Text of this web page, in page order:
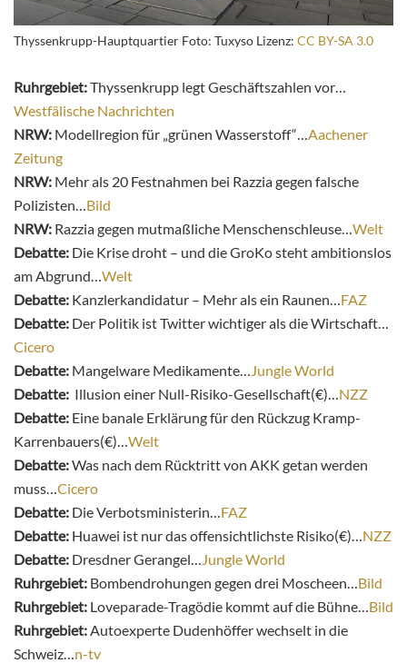
Thyssenkrupp-Hauptquartier Foto: Tuxyso Lizenz: CC BY-SA 3.0
Ruhrgebiet:Thyssenkrupp legt Geschäftszahlen vor…
Westfälische Nachrichten
NRW: Modellregion für „grünen Wasserstoff“…Aachener
Zeitung
NRW: Mehr als 20 Festnahmen bei Razzia gegen falsche
Polizisten…Bild
NRW: Razzia gegen mutmaßliche Menschenschleuse…Welt
Debatte: Die Krise droht – und die GroKo steht ambitionslos
am Abgrund…Welt
Debatte: Kanzlerkandidatur – Mehr als ein Raunen…FAZ
Debatte: Der Politik ist Twitter wichtiger als die Wirtschaft…
Cicero
Debatte: Mangelware Medikamente…Jungle World
Debatte: Illusion einer Null-Risiko-Gesellschaft(€)…NZZ
Debatte: Eine banale Erklärung für den Rückzug Kramp-
Karrenbauers(€)…Welt
Debatte:Was nach dem Rücktritt von AKK getan werden
muss…Cicero
Debatte: Die Verbotsministerin…FAZ
Debatte: Huawei ist nur das offensichtlichste Risiko(€)…NZZ
Debatte: Dresdner Gerangel…Jungle World
Ruhrgebiet: Bombendrohungen gegen drei Moscheen…Bild
Ruhrgebiet: Loveparade-Tragödie kommt auf die Bühne…Bild
Ruhrgebiet:Autoexperte Dudenhöffer wechselt in die
Schweiz…n-tv